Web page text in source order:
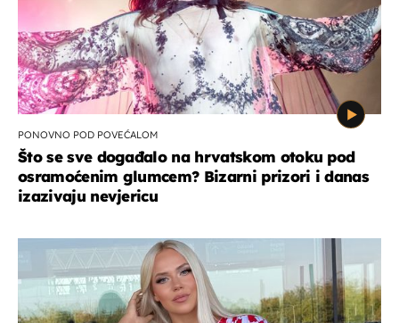
PONOVNO POD POVEĆALOM
Što se sve događalo na hrvatskom otoku pod
osramoćenim glumcem? Bizarni prizori i danas
izazivaju nevjericu